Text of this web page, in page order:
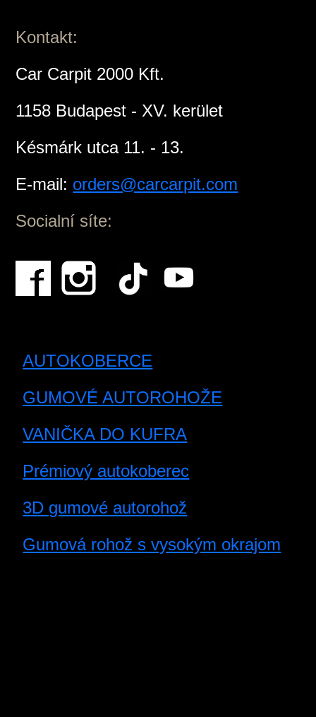
Kontakt:
Car Carpit 2000 Kft.
1158 Budapest - XV. kerület
Késmárk utca 11. - 13.
E-mail: orders@carcarpit.com
Socialní síte:
AUTOKOBERCE
GUMOVÉ AUTOROHOŽE
VANIČKA DO KUFRA
Prémiový autokoberec
3D gumové autorohož
Gumová rohož s vysokým okrajom